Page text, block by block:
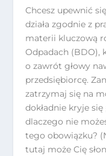
Chcesz upewnić
działa zgodnie z
materii kluczową
Odpadach (BDO),
o zawrót głowy
przedsiębiorcę.
zatrzymaj się na
dokładnie kryje
dlaczego nie
tego obowiązku?
tutaj może Cię